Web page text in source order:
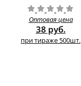
Оптовая цена
38 руб.
при тираже 500шт.